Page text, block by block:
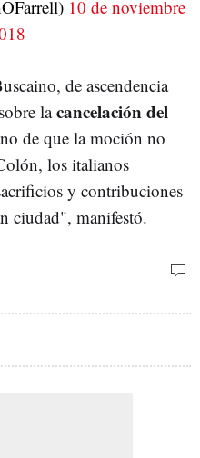
10 de noviembre
de ascendencia
lacancelación del
de que la moción no
los italianos
y contribuciones
ciudad", manifestó.